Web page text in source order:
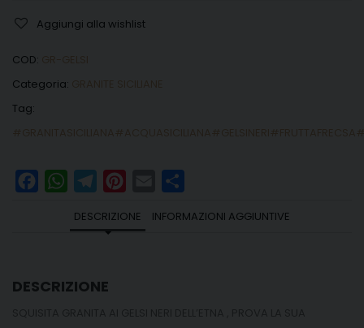
Aggiungi alla wishlist
COD:
Categoria:
Tag:
FacebookWhatsAppTelegramPinterest
Email
DESCRIZIONE INFORMAZIONI AGGIUNTIVE
DESCRIZIONE